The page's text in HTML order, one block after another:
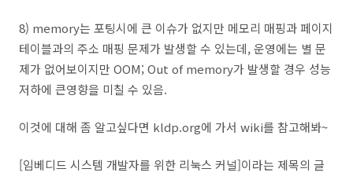
8) memory는 포팅시에 큰 이슈가 없지만 메모리 매핑과 페이지
테이블과의 주소 매핑 문제가 발생할 수 있는데, 운영에는 별 문
제가 없어보이지만 OOM; Out of memory가 발생할 경우 성능
저하에 큰영향을 미칠 수 있음.
이것에 대해 좀 알고싶다면 kldp.org에 가서 wiki를 참고해봐~
[임베디드 시스템 개발자를 위한 리눅스 커널]이라는 제목의 글